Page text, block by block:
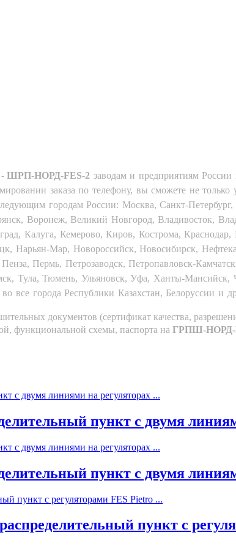
ШРП-НОРД-FES-2 заводам и предприятиям
заказа по телефону, вы сможете не только
городам России: Москва, Санкт-
Воронеж, Великий Новгород, Владивосток,
Калуга, Кемерово, Киров, Кострома,
Нарьян-Мар, Новороссийск, Новосибирск,
Пермь, Петрозаводск, Петропавловск-
Тула, Тюмень, Ульяновск, Уфа, Ханты-
во все города Республики Казахстан, Белоруссии и
документов (сертификат качества,
функциональной схемы, паспорта на ГРПШ-НОРД-
пункт с двумя
пункт с двумя
пункт с